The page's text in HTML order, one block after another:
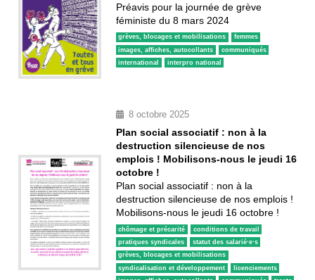
Préavis pour la journée de grève
féministe du 8 mars 2024
grèves, blocages et mobilisations
femmes
images, affiches, autocollants
communiqués
international
interpro national
8 octobre 2025
Plan social associatif : non à la
destruction silencieuse de nos
emplois ! Mobilisons-nous le jeudi 16
octobre !
Plan social associatif : non à la
destruction silencieuse de nos emplois !
Mobilisons-nous le jeudi 16 octobre !
chômage et précarité
conditions de travail
pratiques syndicales
statut des salarié·e·s
grèves, blocages et mobilisations
syndicalisation et développement
licenciements